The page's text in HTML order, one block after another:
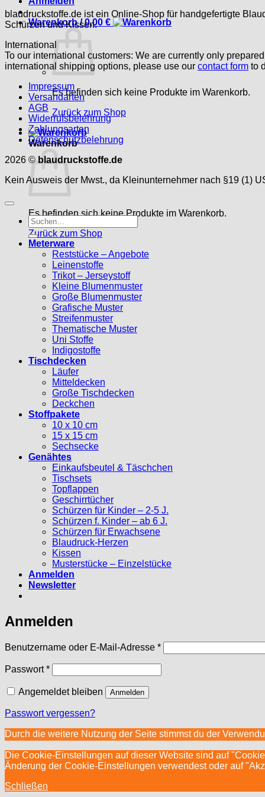
Warenkorb /0,00 €
Es befinden sich keine Produkte im Warenkorb.
Zurück zum Shop
Warenkorb
Es befinden sich keine Produkte im Warenkorb.
Zurück zum Shop
blaudruckstoffe.de ist ein Online-Shop für handgefertigte
Schürzen und Kissen.
International
To our international customers: We are currently only
international shipping options, please use our contact form to
Impressum
Versandarten
AGB
Widerrufsbelehrung
Zahlungsarten
Datenschutzbelehrung
2026 © blaudruckstoffe.de
Kein Ausweis der Mwst., da Kleinunternehmer nach §19 (1)
Suche
nach:
Meterware
Reststücke – Angebote
Leinenstoffe
Trikot – Jerseystoff
Kleine Blumenmuster
Große Blumenmuster
Grafische Muster
Streifenmuster
Thematische Muster
Uni Stoffe
Indigostoffe
Tischdecken
Läufer
Mitteldecken
Große Tischdecken
Deckchen
Stoffpakete
10 x 10 cm
15 x 15 cm
Sechsecke
Genähtes
Einkaufsbeutel & Täschchen
Tischsets
Topflappen
Geschirrtücher
Schürzen für Kinder – 2-5 J.
Schürzen f. Kinder – ab 6 J.
Schürzen für Erwachsene
Blaudruck-Herzen
Kissen
Musterstücke – Einzelstücke
Anmelden
Newsletter
Anmelden
Benutzername oder E-Mail-Adresse *Erforderlich
Passwort*Erforderlich
Angemeldet bleiben Anmelden
Passwort vergessen?
Durch die weitere Nutzung der Seite stimmst du der
Die Cookie-Einstellungen auf dieser Website sind auf
Änderung der Cookie-Einstellungen verwendest oder auf
Schließen